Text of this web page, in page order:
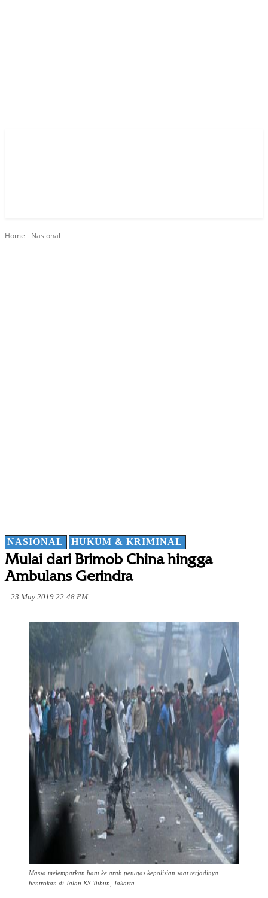
Home Nasional
NASIONAL HUKUM & KRIMINAL
Mulai dari Brimob China hingga
Ambulans Gerindra
23 May 2019 22:48 PM
Massa melemparkan batu ke arah petugas kepolisian saat terjadinya
bentrokan di Jalan KS Tubun, Jakarta